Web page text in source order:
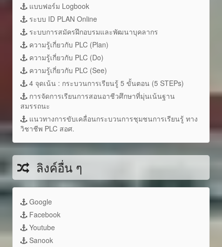
แบบฟอร์ม Logbook
ระบบ ID PLAN Online
ระบบการสมัครฝึกอบรมและพัฒนาบุคลากร
ความรู้เกี่ยวกับ PLC (Plan)
ความรู้เกี่ยวกับ PLC (Do)
ความรู้เกี่ยวกับ PLC (See)
4 จุดเน้น : กระบวนการเรียนรู้ 5 ขั้นตอน (5 STEPs)
การจัดการเรียนการสอนอาชีวศึกษาที่มุ่นเน้นฐาน
สมรรถนะ
แนวทางการขับเคลื่อนกระบวนการชุมชนการเรียนรู้ ทาง
วิชาชีพ PLC สอศ.
ลิงค์อื่น ๆ
Google
Facebook
Youtube
Sanook